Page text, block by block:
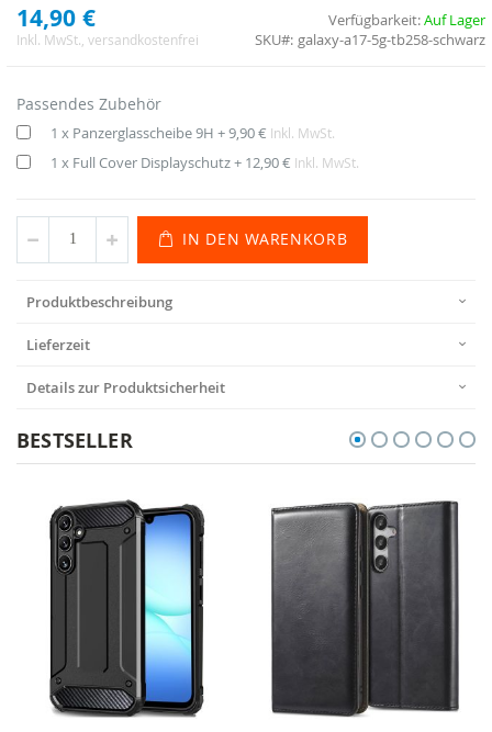
14,90 €
Inkl. MwSt. , versandkostenfrei
Verfügbarkeit:Auf Lager
SKU
galaxy-a17-5g-tb258-schwarz
Passendes Zubehör
1 x Panzerglasscheibe 9H +9,90 € Inkl. MwSt.
1 x Full Cover Displayschutz+ 12,90 € Inkl. MwSt.
IN DEN WARENKORB
Produktbeschreibung
Lieferzeit
Details zur Produktsicherheit
BESTSELLER